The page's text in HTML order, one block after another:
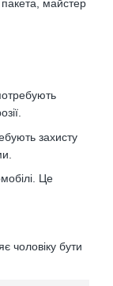
пакета, майстер
захисту
Це
чоловіку бути